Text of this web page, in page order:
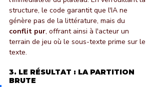
structure, le code garantit que l'IA ne
génère pas de la littérature, mais du
conflit pur, offrant ainsi à l'acteur un
terrain de jeu où le sous-texte prime sur le
texte.
3. LE RÉSULTAT : LA PARTITION
BRUTE